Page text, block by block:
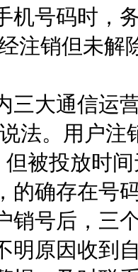
机号码时，
注销但未解
大通信运营
法。用户
但被投放时
的确存在号
销号后，三
明原因收到